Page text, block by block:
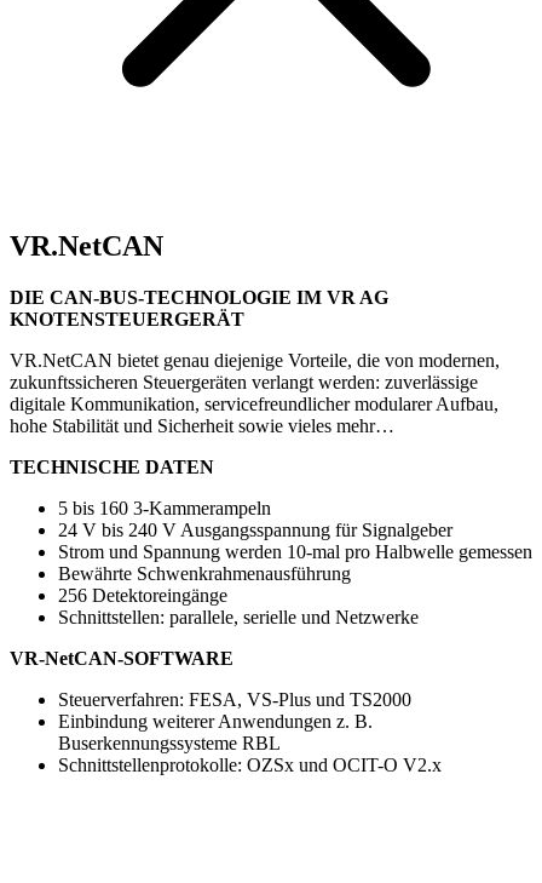
VR.NetCAN
DIE CAN-BUS-TECHNOLOGIE IM VR AG
KNOTENSTEUERGERÄT
VR.NetCAN bietet genau diejenige Vorteile, die von modernen,
zukunftssicheren Steuergeräten verlangt werden: zuverlässige
digitale Kommunikation, servicefreundlicher modularer Aufbau,
hohe Stabilität und Sicherheit sowie vieles mehr…
TECHNISCHE DATEN
5 bis 160 3-Kammerampeln
24 V bis 240 V Ausgangsspannung für Signalgeber
Strom und Spannung werden 10-mal pro Halbwelle gemessen
Bewährte Schwenkrahmenausführung
256 Detektoreingänge
Schnittstellen: parallele, serielle und Netzwerke
VR-NetCAN-SOFTWARE
Steuerverfahren: FESA, VS-Plus und TS2000
Einbindung weiterer Anwendungen z. B.
Buserkennungssysteme RBL
Schnittstellenprotokolle: OZSx und OCIT-O V2.x